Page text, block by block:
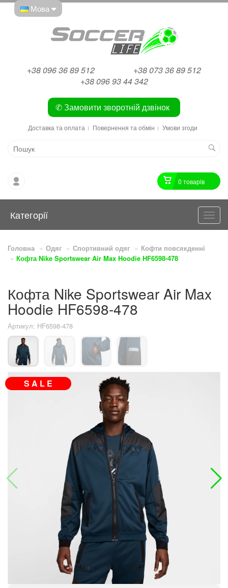
Мова
+38 096 36 89 512
+38 073 36 89 512
+38 096 93 44 342
✆ Замовити зворотній дзвінок
Доставка та оплата Повернення та обмін Умови згоди
0 товарiв
Категорії
Головна Одяг Спортивний одяг
Кофти повсякденнi
Кофта Nike Sportswear Air Max Hoodie HF6598-478
Кофта Nike Sportswear Air Max
Hoodie HF6598-478
Артикул: HF6598-478
S A L E